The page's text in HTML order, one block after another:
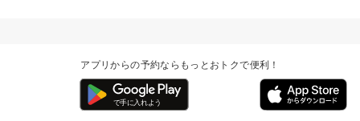
アプリからの予約ならもっとおトクで便利！